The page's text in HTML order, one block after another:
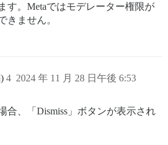
す。Metaではモデレーター権限が
きません。
2024 年 11 月 28 日午後 6:53
4
合、「Dismiss」ボタンが表示され